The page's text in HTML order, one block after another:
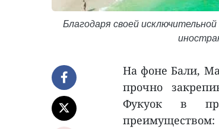
Благодаря своей
На фоне Бали,
прочно
Фукуок в